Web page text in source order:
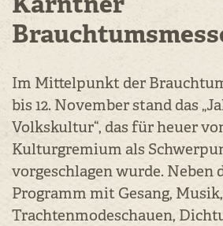
Im Mittelpunkt der
bis 12. November stand das
Volkskultur“, das für heuer
Kulturgremium als
vorgeschlagen wurde.
Programm mit Gesang,
Trachtenmodeschauen,